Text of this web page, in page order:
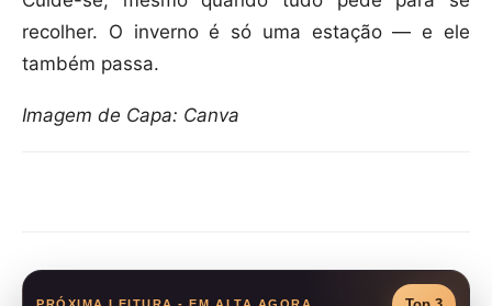
recolher. O inverno é só uma estação — e ele
também passa.
Imagem de Capa: Canva